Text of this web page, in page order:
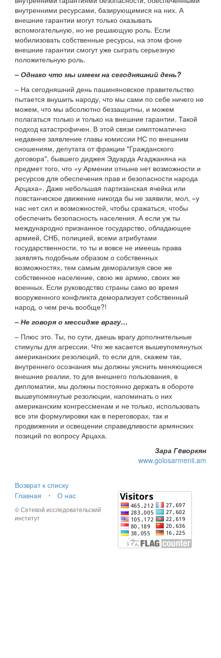
внутренними ресурсами, базирующимися на них. А
внешние гарантии могут только оказывать
вспомогательную, но не решающую роль. Если
мобилизовать собственные ресурсы, на этом фоне
внешние гарантии смогут уже сыграть серьезную
положительную роль.
– Однако что мы имеем на сегодняшний день?
– На сегодняшний день пашиняновское правительство
пытается внушить народу, что мы сами по себе ничего не
можем, что мы абсолютно беззащитны, и можем
полагаться только и только на внешние гарантии. Такой
подход катастрофичен. В этой связи симптоматично
недавнее заявление главы комиссии НС по внешним
сношениям, депутата от фракции "Гражданского
договора", бывшего диджея Эдуарда Агаджаняна на
предмет того, что «у Армении отныне нет возможности и
ресурсов для обеспечения прав и безопасности народа
Арцаха». Даже небольшая партизанская ячейка или
повстанческое движение никогда бы не заявили, мол, «у
нас нет сил и возможностей, чтобы сражаться, чтобы
обеспечить безопасность населения. А если уж ты
международно признанное государство, обладающее
армией, СНБ, полицией, всеми атрибутами
государственности, то ты и вовсе не имеешь права
заявлять подобным образом о собственных
возможностях, тем самым деморализуя свое же
собственное население, свою же армию, своих же
военных. Если руководство страны само во время
вооруженного конфликта деморализует собственный
народ, о чем речь вообще?!
– Не говоря о мессидже врагу…
– Плюс это. Ты, по сути, даешь врагу дополнительные
стимулы для агрессии. Что же касается вышеупомянутых
американских резолюций, то если для, скажем так,
внутреннего осознания мы должны уяснить меняющиеся
внешние реалии, то для внешнего пользования, в
дипломатии, мы должны постоянно держать в обороте
вышеупомянутые резолюции, напоминать о них
американским конгрессменам и не только, использовать
все эти формулировки как в переговорах, так и
продвижении и освещении справедливости армянских
позиций по вопросу Арцаха.
Зара Гeворкян
www.golosarmenii.am
Возврат к списку
Главная
⋅ О нас
© Сетевой исследовательский
институт